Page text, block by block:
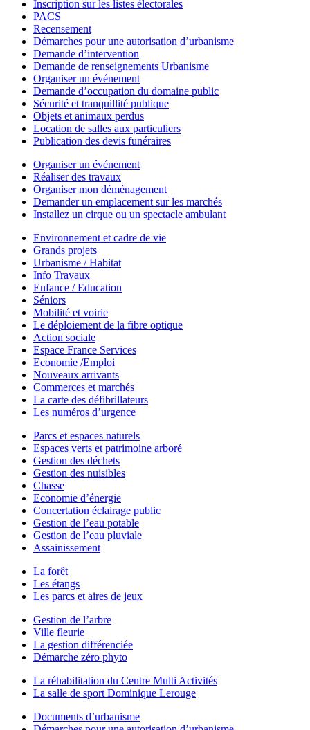
Inscription sur les listes électorales
PACS
Recensement
Démarches pour une autorisation d’urbanisme
Demande d’intervention
Demande de renseignements Urbanisme
Organiser un événement
Demande d’occupation du domaine public
Sécurité et tranquillité publique
Objets et animaux perdus
Location de salles aux particuliers
Publication des devis funéraires
Organiser un événement
Réaliser des travaux
Organiser mon déménagement
Demander un emplacement sur les marchés
Installez un cirque ou un spectacle ambulant
Environnement et cadre de vie
Grands projets
Urbanisme / Habitat
Info Travaux
Enfance / Education
Séniors
Mobilité et voirie
Le déploiement de la fibre optique
Action sociale
Espace France Services
Economie /Emploi
Nouveaux arrivants
Commerces et marchés
La carte des défibrillateurs
Les numéros d’urgence
Parcs et espaces naturels
Espaces verts et patrimoine arboré
Gestion des déchets
Gestion des nuisibles
Chasse
Economie d’énergie
Concertation éclairage public
Gestion de l’eau potable
Gestion de l’eau pluviale
Assainissement
La forêt
Les étangs
Les parcs et aires de jeux
Gestion de l’arbre
Ville fleurie
La gestion différenciée
Démarche zéro phyto
La réhabilitation du Centre Multi Activités
La salle de sport Dominique Lerouge
Documents d’urbanisme